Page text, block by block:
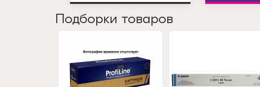
Подборки товаров